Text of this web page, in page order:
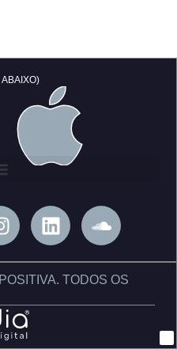
t
L
i
k
d
S
o
n
c
TODOS OS